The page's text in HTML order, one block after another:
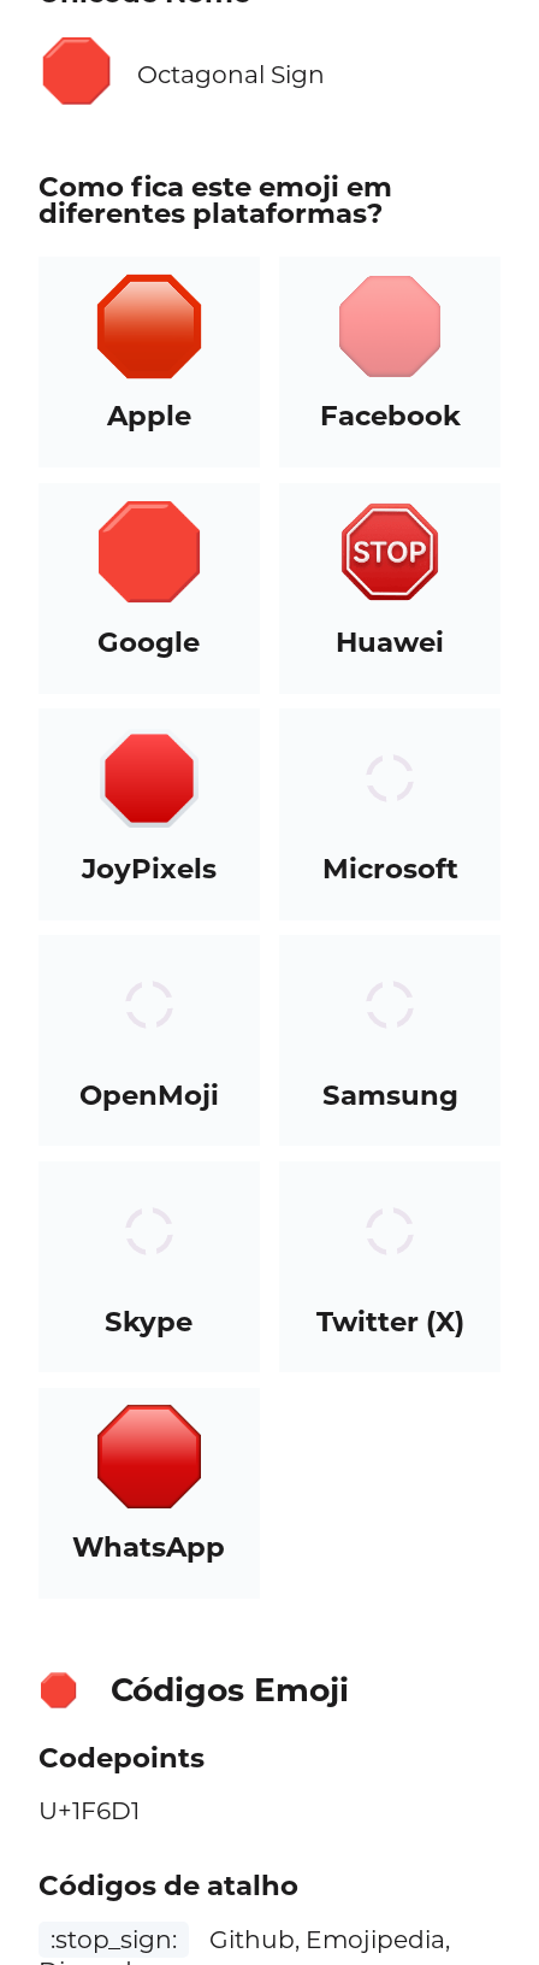
🛑 Octagonal Sign
Como fica este emoji em
diferentes plataformas?
Apple Facebook
Google Huawei
JoyPixels Microsoft
OpenMoji Samsung
Skype Twitter (X)
WhatsApp
🛑 Códigos Emoji
Codepoints
U+1F6D1
Códigos de atalho
:stop_sign:
Github, Emojipedia,